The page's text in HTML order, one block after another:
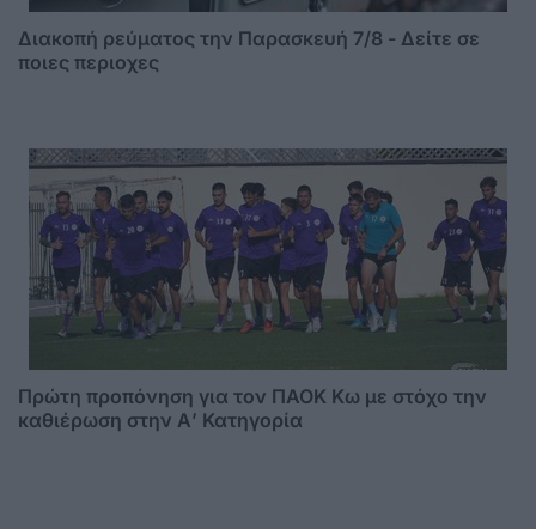
Διακοπή ρεύματος την Παρασκευή 7/8 - Δείτε σε
ποιες περιοχες
Πρώτη προπόνηση για τον ΠΑΟΚ Κω με στόχο την
καθιέρωση στην Α’ Κατηγορία